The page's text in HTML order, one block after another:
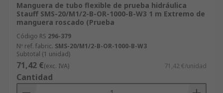
Manguera de tubo flexible de prueba hidráulica
Stauff SMS-20/M1/2-B-OR-1000-B-W3 1 m Extremo de
manguera roscado (Prueba
Código RS 296-379
Nº ref. fabric. SMS-20/M1/2-B-OR-1000-B-W3
Subtotal (1 unidad)
71,42 €(exc. IVA) 71,42 €/unidad
Cantidad